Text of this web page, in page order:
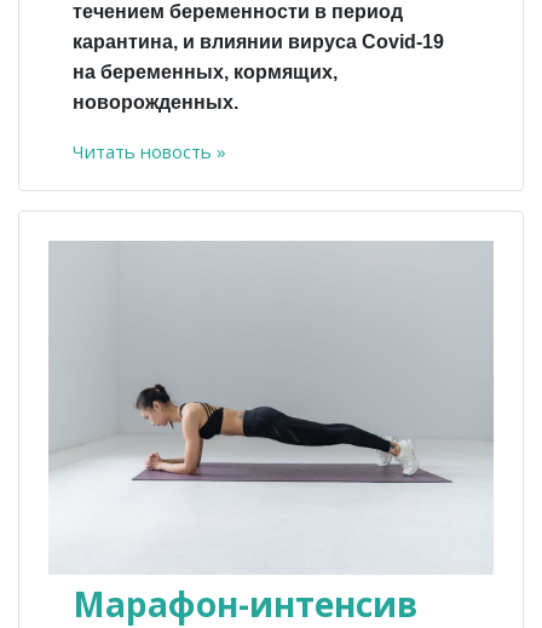
течением беременности в период
карантина, и влиянии вируса Covid-19
на беременных, кормящих,
новорожденных.
Читать новость »
Марафон-интенсив